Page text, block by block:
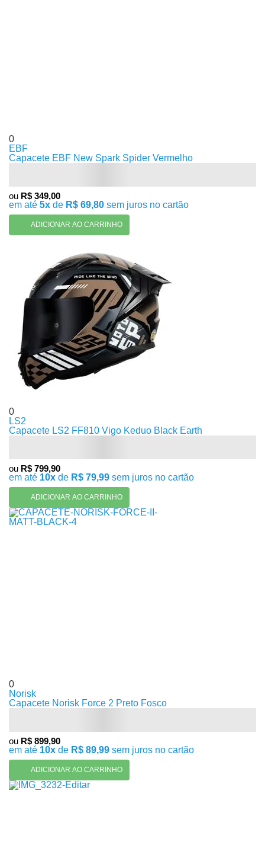
0
EBF
Capacete EBF New Spark Spider Vermelho
ou R$ 349,00
em até 5x de R$ 69,80 sem juros no cartão
ADICIONAR AO CARRINHO
0
LS2
Capacete LS2 FF810 Vigo Keduo Black Earth
ou R$ 799,90
em até 10x de R$ 79,99 sem juros no cartão
ADICIONAR AO CARRINHO
0
Norisk
Capacete Norisk Force 2 Preto Fosco
ou R$ 899,90
em até 10x de R$ 89,99 sem juros no cartão
ADICIONAR AO CARRINHO